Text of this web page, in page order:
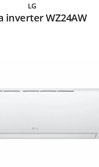
LG
inverter WZ24AW